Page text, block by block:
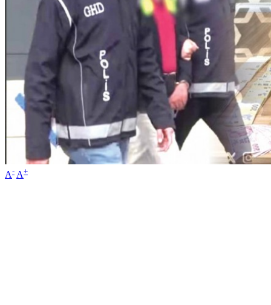
A- A+